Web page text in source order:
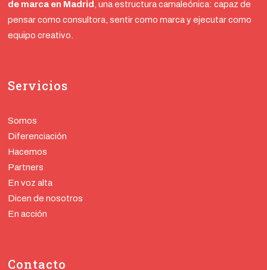
de marca en Madrid
, una estructura camaleónica: capaz de
pensar como consultora, sentir como marca y ejecutar como
equipo creativo.
Servicios
Somos
Diferenciación
Hacemos
Partners
En voz alta
Dicen de nosotros
En acción
Contacto